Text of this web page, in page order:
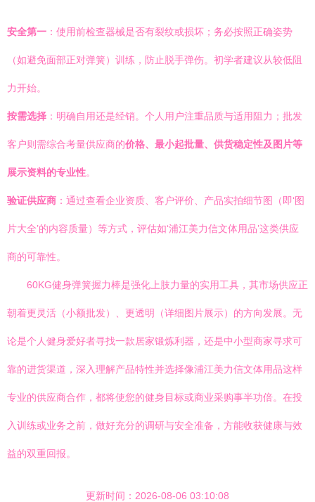
安全第一 ：使用前检查器械是否有裂纹或损坏；务必按照正确姿势
（如避免面部正对弹簧）训练，防止脱手弹伤。初学者建议从较低阻
力开始。
按需选择 ：明确自用还是经销。个人用户注重品质与适用阻力；批发
客户则需综合考量供应商的价格、最小起批量、供货稳定性及图片等
展示资料的专业性。
验证供应商 ：通过查看企业资质、客户评价、产品实拍细节图（即‘图
片大全’的内容质量）等方式，评估如‘浦江美力信文体用品’这类供应
商的可靠性。
60KG健身弹簧握力棒是强化上肢力量的实用工具，其市场供应正
朝着更灵活（小额批发）、更透明（详细图片展示）的方向发展。无
论是个人健身爱好者寻找一款居家锻炼利器，还是中小型商家寻求可
靠的进货渠道，深入理解产品特性并选择像浦江美力信文体用品这样
专业的供应商合作，都将使您的健身目标或商业采购事半功倍。在投
入训练或业务之前，做好充分的调研与安全准备，方能收获健康与效
益的双重回报。
更新时间：2026-08-06 03:10:08